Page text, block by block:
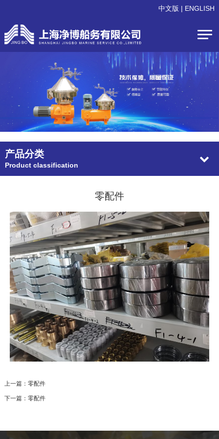
中文版 | ENGLISH
产品分类
Product classification
零配件
上一篇： 零配件
下一篇： 零配件